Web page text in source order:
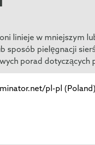
linieje w mniejszym
sposób pielęgnacji
porad dotyczących
pl-pl